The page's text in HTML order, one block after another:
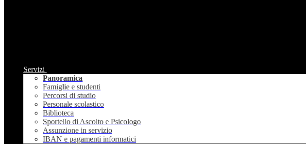
Servizi
Panoramica
Famiglie e studenti
Percorsi di studio
Personale scolastico
Biblioteca
Sportello di Ascolto e Psicologo
Assunzione in servizio
IBAN e pagamenti informatici